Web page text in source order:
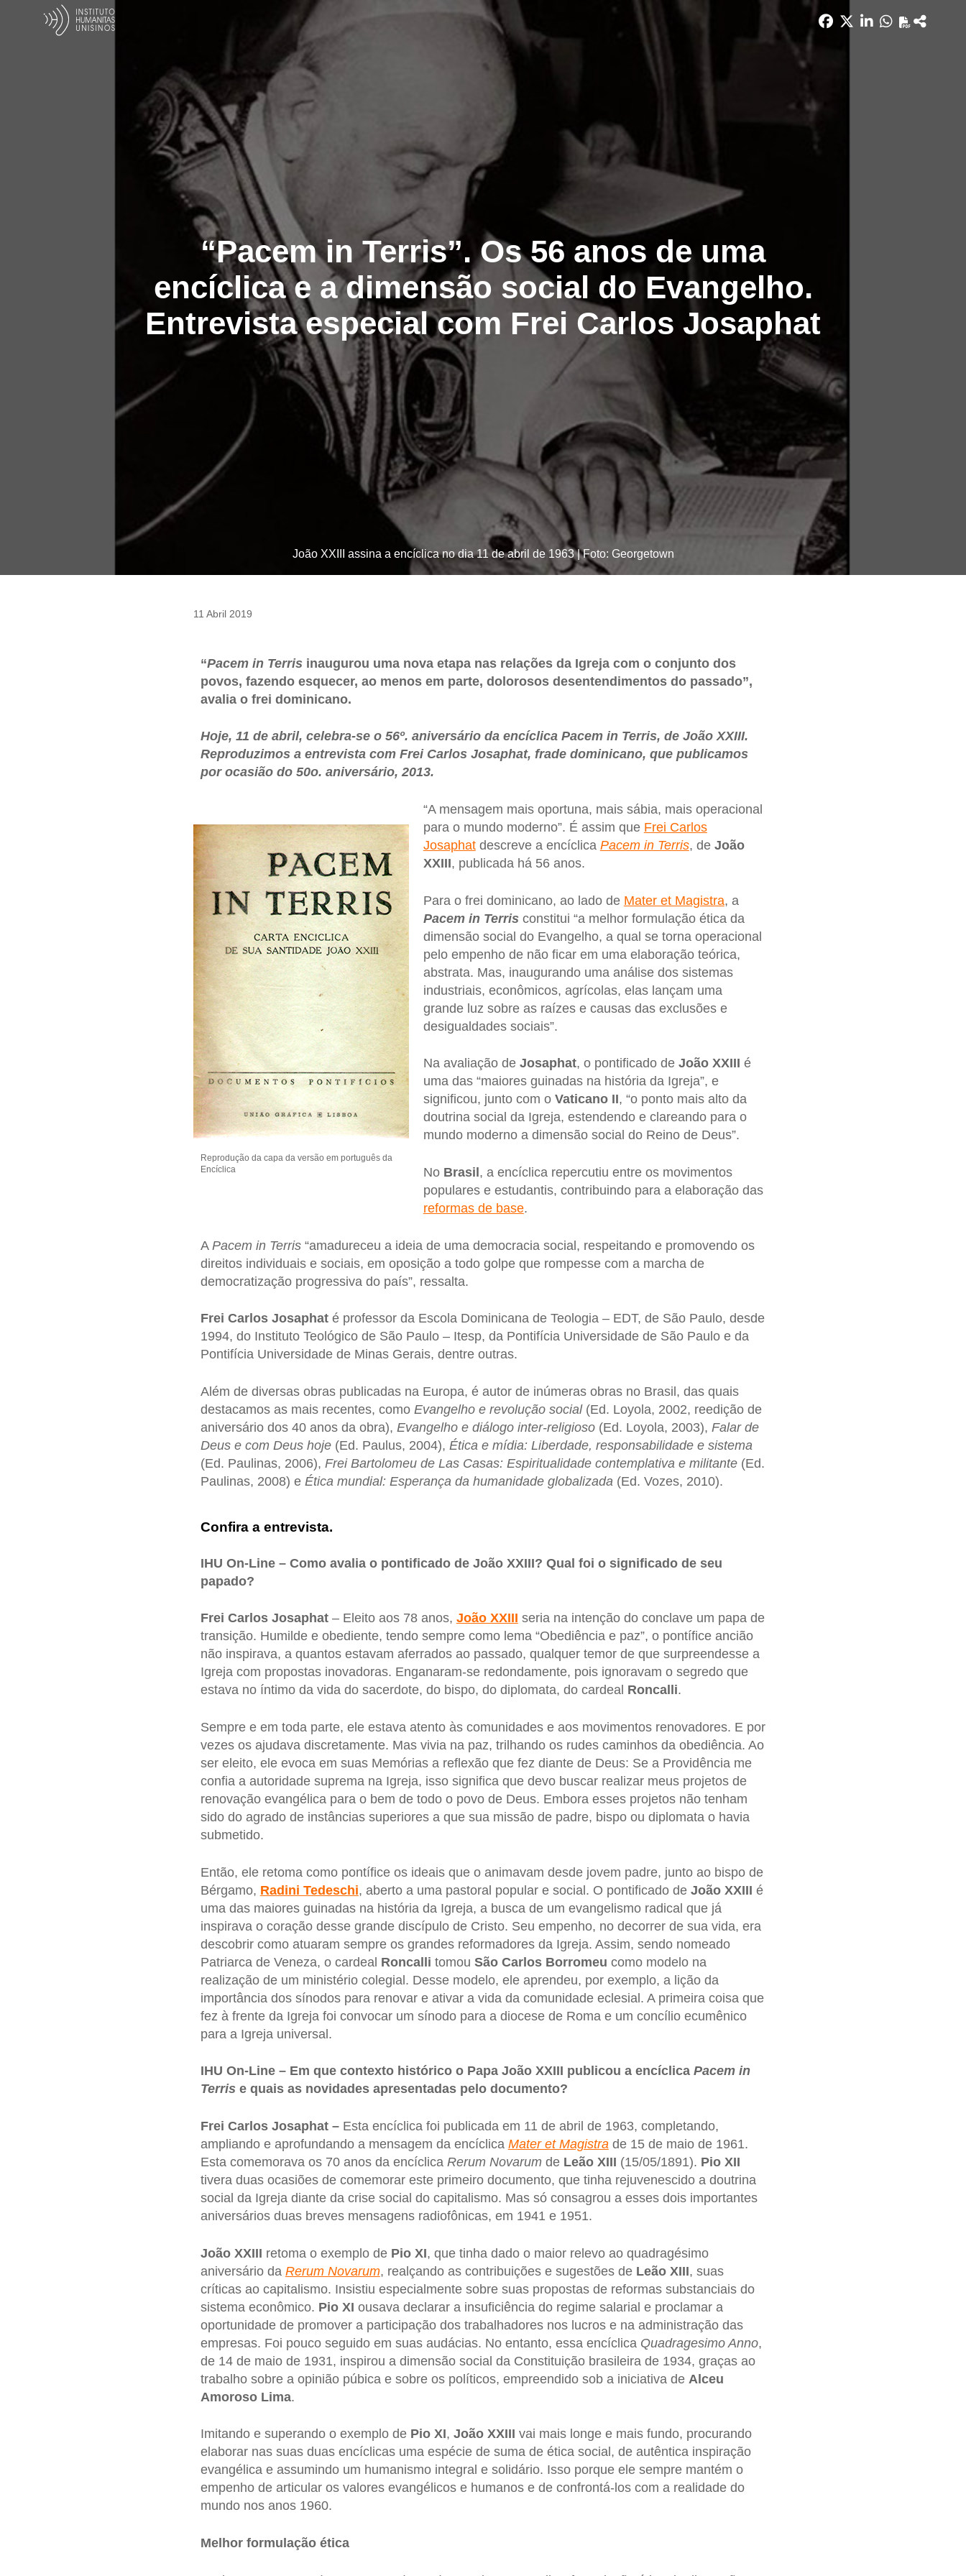
“Pacem in Terris”. Os 56 anos de uma
encíclica e a dimensão social do Evangelho.
Entrevista especial com Frei Carlos Josaphat
João XXIII assina a encíclica no dia 11 de abril de 1963 | Foto: Georgetown
11 Abril 2019
“Pacem in Terrisinaugurou uma nova etapa nas relações da Igreja com o conjunto dos
povos, fazendo esquecer, ao menos em parte, dolorosos desentendimentos do passado”,
avalia o frei dominicano.
Hoje, 11 de abril, celebra-se o 56º. aniversário da encíclica Pacem in Terris, de João XXIII.
Reproduzimos a entrevista com Frei Carlos Josaphat, frade dominicano, que publicamos
por ocasião do 50o. aniversário, 2013.
Reprodução da capa da versão em português da
Encíclica
“A mensagem mais oportuna, mais sábia, mais operacional
para o mundo moderno”. É assim que Frei Carlos
Josaphatdescreve a encíclica Pacem in Terris, de João
XXIII, publicada há 56 anos.
Para o frei dominicano, ao lado de Mater et Magistra, a
Pacem in Terrisconstitui “a melhor formulação ética da
dimensão social do Evangelho, a qual se torna operacional
pelo empenho de não ficar em uma elaboração teórica,
abstrata. Mas, inaugurando uma análise dos sistemas
industriais, econômicos, agrícolas, elas lançam uma
grande luz sobre as raízes e causas das exclusões e
desigualdades sociais”.
Na avaliação de Josaphat, o pontificado de João XXIII é
uma das “maiores guinadas na história da Igreja”, e
significou, junto com o Vaticano II, “o ponto mais alto da
doutrina social da Igreja, estendendo e clareando para o
mundo moderno a dimensão social do Reino de Deus”.
No Brasil , a encíclica repercutiu entre os movimentos
populares e estudantis, contribuindo para a elaboração das
reformas de base.
A Pacem in Terris“amadureceu a ideia de uma democracia social, respeitando e promovendo os
direitos individuais e sociais, em oposição a todo golpe que rompesse com a marcha de
democratização progressiva do país”, ressalta.
Frei Carlos Josaphaté professor da Escola Dominicana de Teologia – EDT, de São Paulo, desde
1994, do Instituto Teológico de São Paulo – Itesp, da Pontifícia Universidade de São Paulo e da
Pontifícia Universidade de Minas Gerais, dentre outras.
Além de diversas obras publicadas na Europa, é autor de inúmeras obras no Brasil, das quais
destacamos as mais recentes, como Evangelho e revolução social(Ed. Loyola, 2002, reedição de
aniversário dos 40 anos da obra), Evangelho e diálogo inter-religioso (Ed. Loyola, 2003), Falar de
Deus e com Deus hoje(Ed. Paulus, 2004), Ética e mídia: Liberdade, responsabilidade e sistema
(Ed. Paulinas, 2006), Frei Bartolomeu de Las Casas: Espiritualidade contemplativa e militante(Ed.
Paulinas, 2008) e Ética mundial: Esperança da humanidade globalizada (Ed. Vozes, 2010).
Confira a entrevista.
IHU On-Line – Como avalia o pontificado de João XXIII? Qual foi o significado de seu
papado?
Frei Carlos Josaphat– Eleito aos 78 anos, João XXIII seria na intenção do conclave um papa de
transição. Humilde e obediente, tendo sempre como lema “Obediência e paz”, o pontífice ancião
não inspirava, a quantos estavam aferrados ao passado, qualquer temor de que surpreendesse a
Igreja com propostas inovadoras. Enganaram-se redondamente, pois ignoravam o segredo que
estava no íntimo da vida do sacerdote, do bispo, do diplomata, do cardeal Roncalli.
Sempre e em toda parte, ele estava atento às comunidades e aos movimentos renovadores. E por
vezes os ajudava discretamente. Mas vivia na paz, trilhando os rudes caminhos da obediência. Ao
ser eleito, ele evoca em suas Memórias a reflexão que fez diante de Deus: Se a Providência me
confia a autoridade suprema na Igreja, isso significa que devo buscar realizar meus projetos de
renovação evangélica para o bem de todo o povo de Deus. Embora esses projetos não tenham
sido do agrado de instâncias superiores a que sua missão de padre, bispo ou diplomata o havia
submetido.
Então, ele retoma como pontífice os ideais que o animavam desde jovem padre, junto ao bispo de
Bérgamo, Radini Tedeschi, aberto a uma pastoral popular e social. O pontificado de João XXIII é
uma das maiores guinadas na história da Igreja, a busca de um evangelismo radical que já
inspirava o coração desse grande discípulo de Cristo. Seu empenho, no decorrer de sua vida, era
descobrir como atuaram sempre os grandes reformadores da Igreja. Assim, sendo nomeado
Patriarca de Veneza, o cardeal Roncalli tomou São Carlos Borromeu como modelo na
realização de um ministério colegial. Desse modelo, ele aprendeu, por exemplo, a lição da
importância dos sínodos para renovar e ativar a vida da comunidade eclesial. A primeira coisa que
fez à frente da Igreja foi convocar um sínodo para a diocese de Roma e um concílio ecumênico
para a Igreja universal.
IHU On-Line – Em que contexto histórico o Papa João XXIII publicou a encíclica Pacem in
Terrise quais as novidades apresentadas pelo documento?
Frei Carlos Josaphat –Esta encíclica foi publicada em 11 de abril de 1963, completando,
ampliando e aprofundando a mensagem da encíclica Mater et Magistrade 15 de maio de 1961.
Esta comemorava os 70 anos da encíclica Rerum Novarum de Leão XIII (15/05/1891). Pio XII
tivera duas ocasiões de comemorar este primeiro documento, que tinha rejuvenescido a doutrina
social da Igreja diante da crise social do capitalismo. Mas só consagrou a esses dois importantes
aniversários duas breves mensagens radiofônicas, em 1941 e 1951.
João XXIII retoma o exemplo de Pio XI, que tinha dado o maior relevo ao quadragésimo
aniversário da Rerum Novarum, realçando as contribuições e sugestões de Leão XIII, suas
críticas ao capitalismo. Insistiu especialmente sobre suas propostas de reformas substanciais do
sistema econômico. Pio XI ousava declarar a insuficiência do regime salarial e proclamar a
oportunidade de promover a participação dos trabalhadores nos lucros e na administração das
empresas. Foi pouco seguido em suas audácias. No entanto, essa encíclica Quadragesimo Anno,
de 14 de maio de 1931, inspirou a dimensão social da Constituição brasileira de 1934, graças ao
trabalho sobre a opinião púbica e sobre os políticos, empreendido sob a iniciativa de Alceu
Amoroso Lima.
Imitando e superando o exemplo de Pio XI, João XXIII vai mais longe e mais fundo, procurando
elaborar nas suas duas encíclicas uma espécie de suma de ética social, de autêntica inspiração
evangélica e assumindo um humanismo integral e solidário. Isso porque ele sempre mantém o
empenho de articular os valores evangélicos e humanos e de confrontá-los com a realidade do
mundo nos anos 1960.
Melhor formulação ética